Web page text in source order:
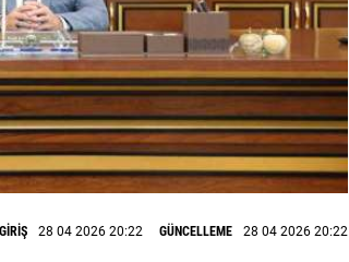
28 04 2026 20:22 GÜNCELLEME 28 04 2026 20:22